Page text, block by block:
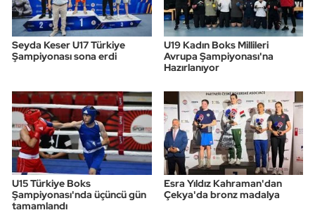
Seyda Keser U17 Türkiye
Şampiyonası sona erdi
U19 Kadın Boks Millileri
Avrupa Şampiyonası'na
Hazırlanıyor
U15 Türkiye Boks
Şampiyonası'nda üçüncü gün
tamamlandı
Esra Yıldız Kahraman'dan
Çekya'da bronz madalya